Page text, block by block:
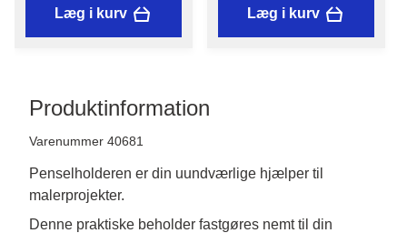
Læg i kurv Læg i kurv
Produktinformation
Varenummer 40681
Penselholderen er din uundværlige hjælper til
malerprojekter.
Denne praktiske beholder fastgøres nemt til din